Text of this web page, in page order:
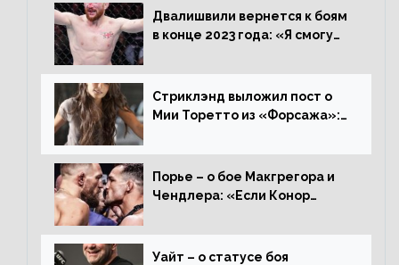
Двалишвили вернется к боям
в конце 2023 года: «Я смогу
Стриклэнд выложил пост о
Мии Торетто из «Форсажа»:
смотреть этот отсталый
фильм»
Порье – о бое Макгрегора и
Чендлера: «Если Конор
нокаутирует Майкла»
Уайт – о статусе боя